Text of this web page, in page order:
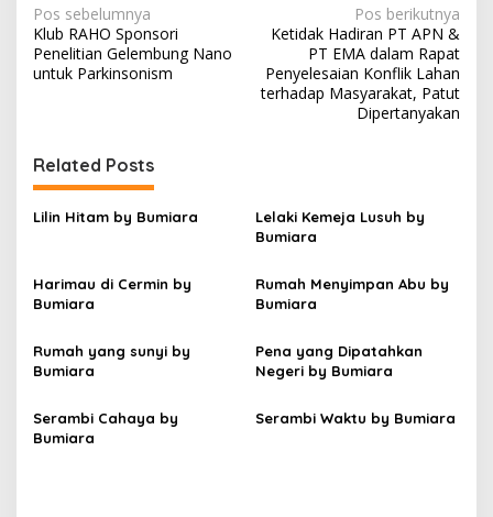
N
a
v
a
s
i
o
Pos sebelumnya
Klub RAHO Sponsori
Penelitian Gelembung Nano
untuk Parkinsonism
Pos berikutnya
Ketidak Hadiran PT APN &
PT EMA dalam Rapat
Penyelesaian Konflik Lahan
terhadap Masyarakat, Patut
Dipertanyakan
Related Posts
Lilin Hitam by Bumiara
Lelaki Kemeja Lusuh by
Bumiara
Harimau di Cermin by
Bumiara
Rumah Menyimpan Abu by
Bumiara
Rumah yang sunyi by
Bumiara
Pena yang Dipatahkan
Negeri by Bumiara
Serambi Cahaya by
Bumiara
Serambi Waktu by Bumiara